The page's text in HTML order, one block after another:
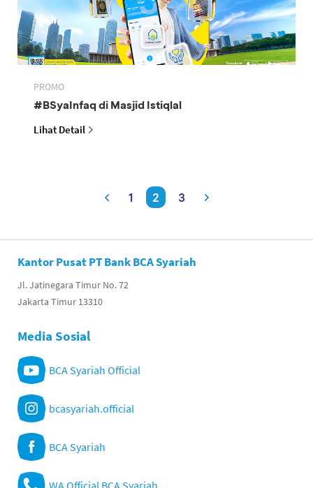
PROMO
#BSyaInfaq di Masjid Istiqlal
Lihat Detail
1 2 3
Kantor Pusat PT Bank BCA Syariah
Jl. Jatinegara Timur No. 72
Jakarta Timur 13310
Media Sosial
BCA Syariah Official
bcasyariah.official
BCA Syariah
WA Official BCA Syariah